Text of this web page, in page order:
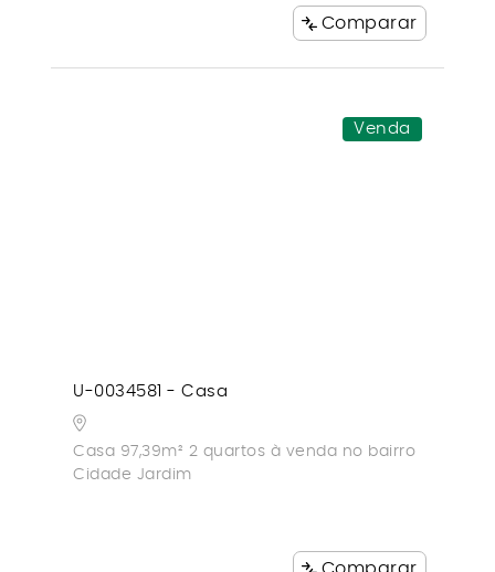
Comparar
Venda
U-0034581 - Casa
Casa 97,39m² 2 quartos à venda no bairro
Cidade Jardim